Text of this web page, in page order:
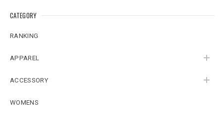
CATEGORY
RANKING
APPAREL
ACCESSORY
WOMENS